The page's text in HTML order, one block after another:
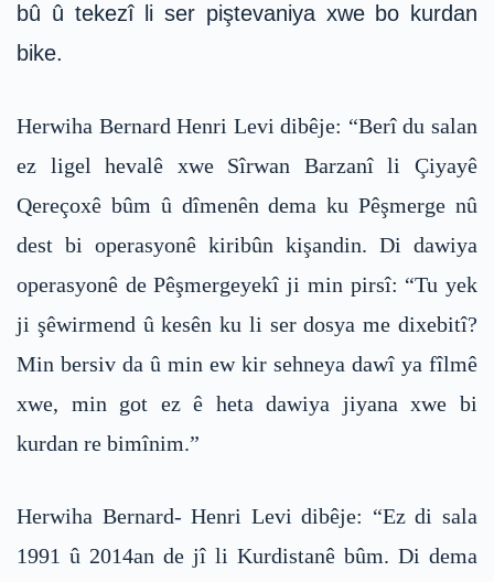
bû û tekezî li ser piştevaniya xwe bo kurdan
bike.
Herwiha Bernard Henri Levi dibêje: “Berî du salan
ez ligel hevalê xwe Sîrwan Barzanî li Çiyayê
Qereçoxê bûm û dîmenên dema ku Pêşmerge nû
dest bi operasyonê kiribûn kişandin. Di dawiya
operasyonê de Pêşmergeyekî ji min pirsî: “Tu yek
ji şêwirmend û kesên ku li ser dosya me dixebitî?
Min bersiv da û min ew kir sehneya dawî ya fîlmê
xwe, min got ez ê heta dawiya jiyana xwe bi
kurdan re bimînim.”
Herwiha Bernard- Henri Levi dibêje: “Ez di sala
1991 û 2014an de jî li Kurdistanê bûm. Di dema